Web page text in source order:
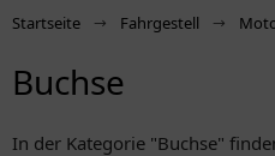
Startseite Fahrgestell
Buchse
In der Kategorie "Buchse"